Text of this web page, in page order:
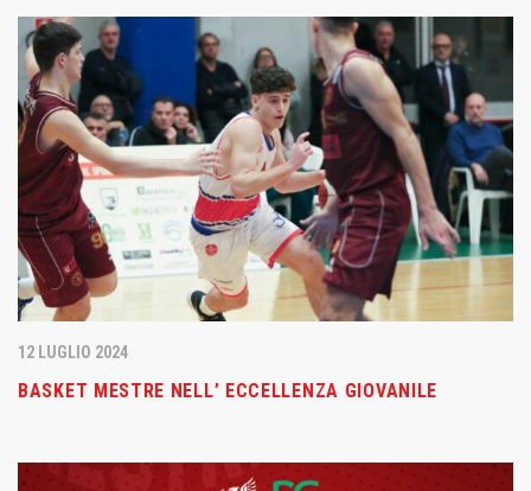
12 LUGLIO 2024
BASKET MESTRE NELL’ ECCELLENZA GIOVANILE